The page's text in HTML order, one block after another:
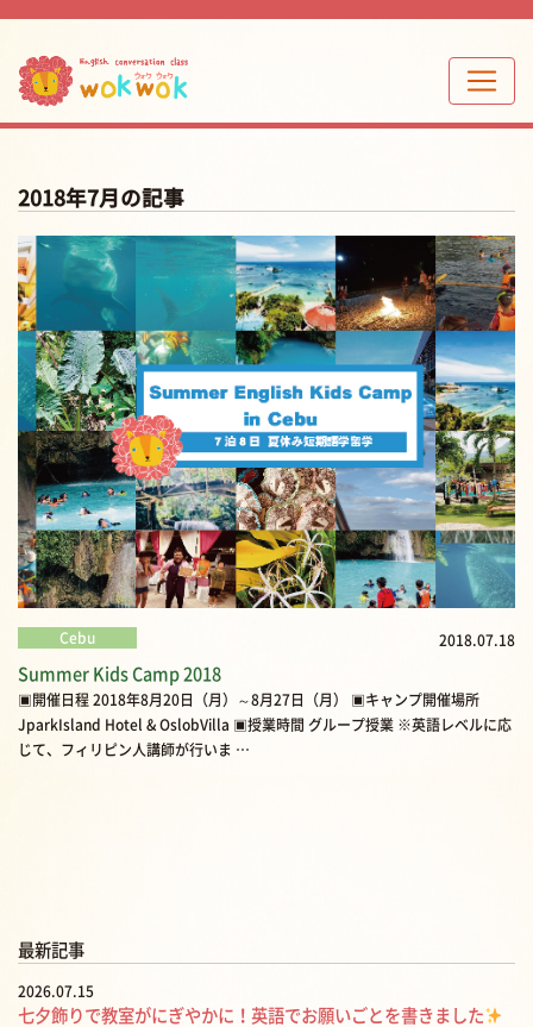
2018年7月の記事
Cebu 2018.07.18
Summer Kids Camp 2018
▣開催日程 2018年8月20日（月）～8月27日（月） ▣キャンプ開催場所
JparkIsland Hotel & OslobVilla ▣授業時間 グループ授業 ※英語レベルに応
じて、フィリピン人講師が行いま …
最新記事
2026.07.15
七夕飾りで教室がにぎやかに！英語でお願いごとを書きました